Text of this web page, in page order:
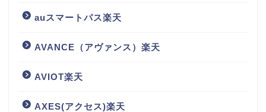
auスマートパス楽天
AVANCE（アヴァンス）楽天
AVIOT楽天
AXES(アクセス)楽天